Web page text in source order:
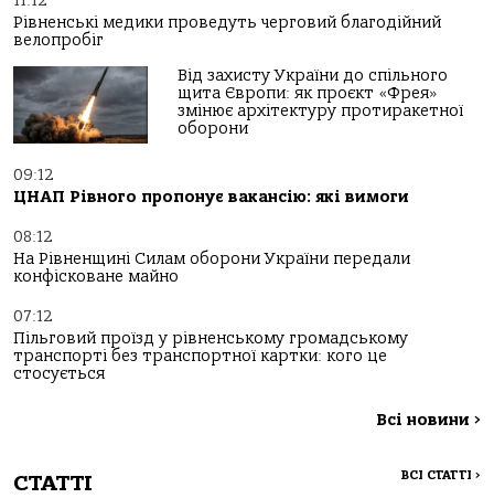
Рівненські медики проведуть черговий благодійний
велопробіг
Від захисту України до спільного
щита Європи: як проєкт «Фрея»
змінює архітектуру протиракетної
оборони
09:12
ЦНАП Рівного пропонує вакансію: які вимоги
08:12
На Рівненщині Силам оборони України передали
конфісковане майно
07:12
Пільговий проїзд у рівненському громадському
транспорті без транспортної картки: кого це
стосується
Всі новини >
СТАТТІ ВСІ СТАТТІ >